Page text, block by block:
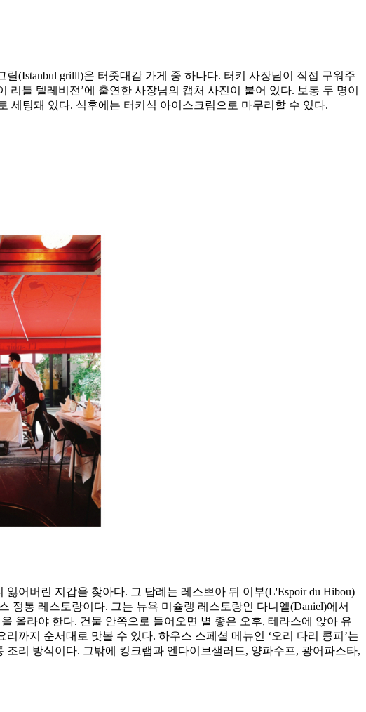
(Istanbul grilll)은 터줏대감 가게 중 하나다. 터키 사장님이 직접 구워주
틀 텔레비전’에 출연한 사장님의 캡처 사진이 붙어 있다. 보통 두 명이
세팅돼 있다. 식후에는 터키식 아이스크림으로 마무리할 수 있다.
어버린 지갑을 찾아다. 그 답례는 레스쁘아 뒤 이부(L'Espoir du Hibou)
정통 레스토랑이다. 그는 뉴욕 미슐랭 레스토랑인 다니엘(Daniel)에서
올라야 한다. 건물 안쪽으로 들어오면 볕 좋은 오후, 테라스에 앉아 유
까지 순서대로 맛볼 수 있다. 하우스 스페셜 메뉴인 ‘오리 다리 콩피’는
리 방식이다. 그밖에 킹크랩과 엔다이브샐러드, 양파수프, 광어파스타,